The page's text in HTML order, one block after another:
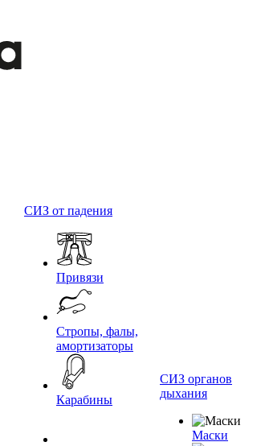
СИЗ от падения
Привязи
Стропы, фалы,
амортизаторы
Карабины
СИЗ органов
дыхания
Маски